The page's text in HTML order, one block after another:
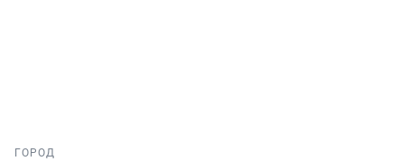
ГОРОД